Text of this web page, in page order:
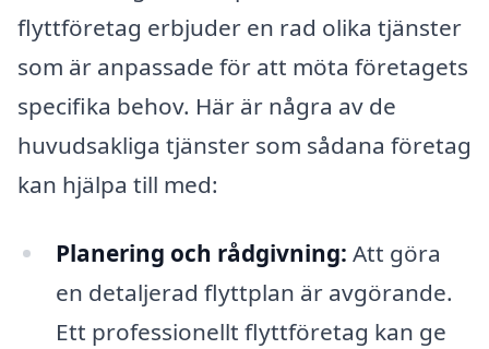
flyttföretag erbjuder en rad olika tjänster
som är anpassade för att möta företagets
specifika behov. Här är några av de
huvudsakliga tjänster som sådana företag
kan hjälpa till med:
Planering och rådgivning: Att göra
en detaljerad flyttplan är avgörande.
Ett professionellt flyttföretag kan ge